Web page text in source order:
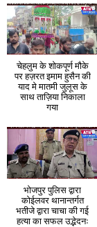
चेहलुम के शोकपूर्ण मौके
पर हज़रत इमाम हुसैन की
याद मे मातमी जुलूस के
साथ ताज़िया निकाला
गया
भोजपुर पुलिस द्वारा
कोईलवर थानान्तर्गत
भतीजे द्वारा चाचा की गई
हत्या का सफल उद्भेदनः